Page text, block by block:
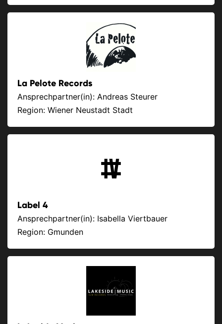
La Pelote Records
Ansprechpartner(in): Andreas Steurer
Region: Wiener Neustadt Stadt
Label 4
Ansprechpartner(in): Isabella Viertbauer
Region: Gmunden